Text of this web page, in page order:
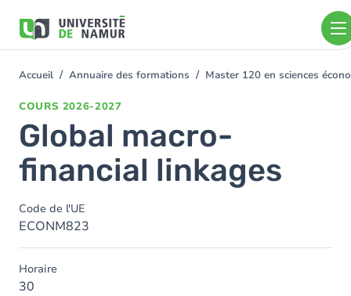
contenu
You
Accueil Annuaire des formations Master 120 en sciences
COURS 2026-2027
Global macro-
financial linkages
Code de l'UE
ECONM823
Horaire
30